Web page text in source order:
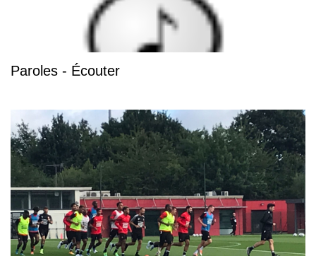
Paroles - Écouter